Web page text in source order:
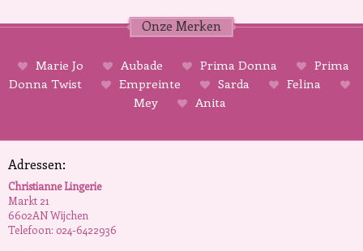
Onze Merken
Marie Jo Aubade Prima Donna
Prima
Donna Twist
Empreinte Sarda
Felina
Mey
Anita
Adressen:
Christianne Lingerie
Markt 21
6602AN Wijchen
Telefoon: 024-6422936